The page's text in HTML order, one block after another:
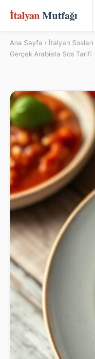
İtalyan Mutfağı
Ana Sayfa › İtalyan Sosları
Gerçek Arabiata Sos Tarifi